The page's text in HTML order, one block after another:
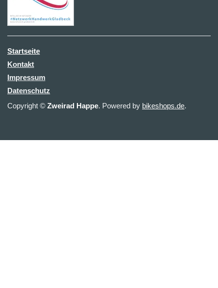
Startseite
Kontakt
Impressum
Datenschutz
Copyright © Zweirad Happe. Powered by bikeshops.de.